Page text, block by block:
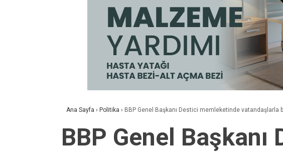
Ana Sayfa › Politika › BBP Genel Başkanı Destici memleketinde vatandaşlarla
BBP Genel